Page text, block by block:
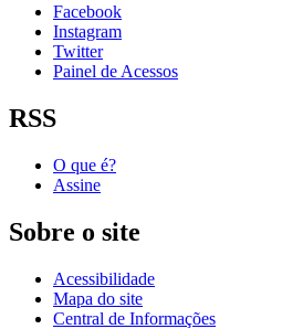
Facebook
Instagram
Twitter
Painel de Acessos
RSS
O que é?
Assine
Sobre o site
Acessibilidade
Mapa do site
Central de Informações